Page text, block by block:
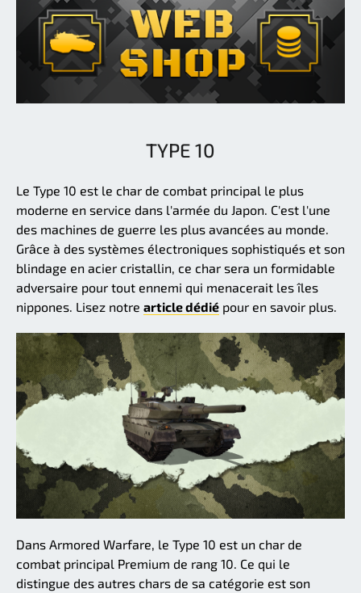
TYPE 10
Le Type 10 est le char de combat principal le plus
moderne en service dans l'armée du Japon. C'est l'une
des machines de guerre les plus avancées au monde.
Grâce à des systèmes électroniques sophistiqués et son
blindage en acier cristallin, ce char sera un formidable
adversaire pour tout ennemi qui menacerait les îles
nippones. Lisez notre article dédié pour en savoir plus.
Dans Armored Warfare, le Type 10 est un char de
combat principal Premium de rang 10. Ce qui le
distingue des autres chars de sa catégorie est son